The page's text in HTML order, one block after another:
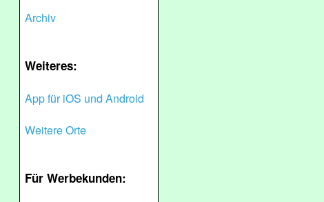
Archiv
Weiteres:
App für iOS und Android
Weitere Orte
Für Werbekunden: